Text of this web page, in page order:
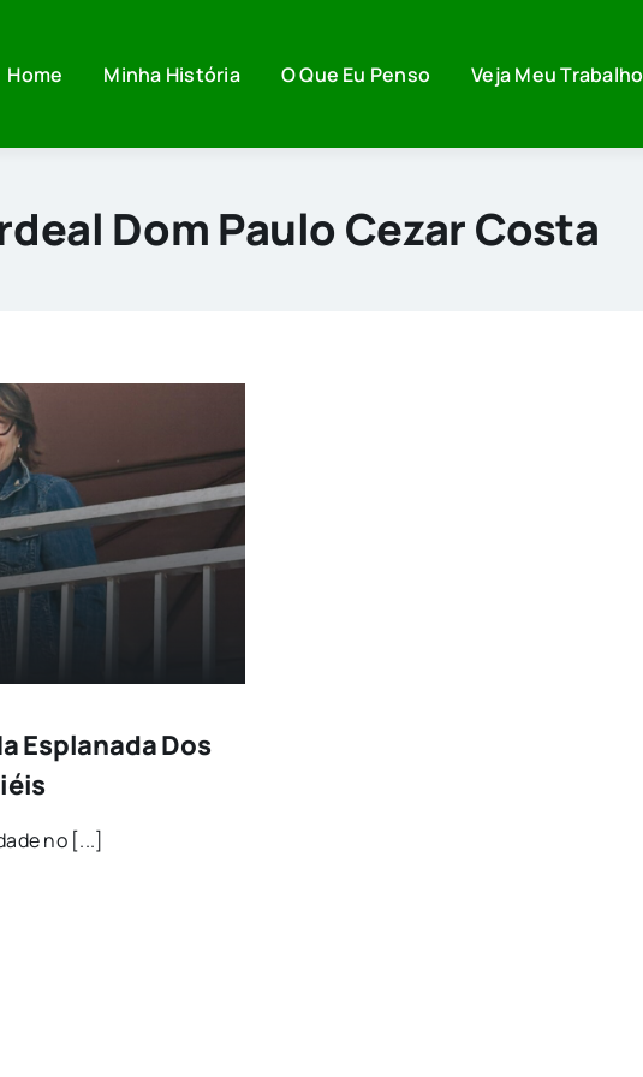
Home Minha História O Que Eu Penso Veja Meu Trabalho
Dom Paulo Cezar Costa
Esplanada Dos
no [...]